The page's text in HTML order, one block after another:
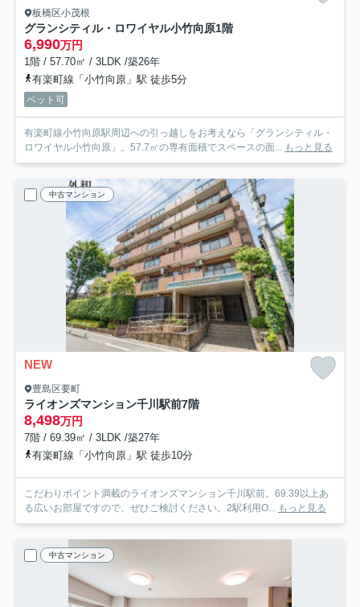
板橋区小茂根
グランシティル・ロワイヤル小竹向原1階
6,990万円
1階 / 57.70㎡ / 3LDK /築26年
有楽町線「小竹向原」駅 徒歩5分
ペット可
有楽町線小竹向原駅周辺への引っ越しをお考えなら「グランシティル・
ロワイヤル小竹向原」。57.7㎡の専有面積でスペースの面... もっと見る
中古マンション
NEW
豊島区要町
ライオンズマンション千川駅前7階
8,498万円
7階 / 69.39㎡ / 3LDK /築27年
有楽町線「小竹向原」駅 徒歩10分
こだわりポイント満載のライオンズマンション千川駅前。69.39以上あ
る広いお部屋ですので、ぜひご検討ください。2駅利用O... もっと見る
中古マンション